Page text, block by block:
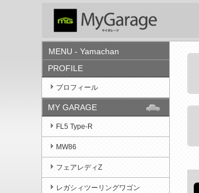
MENU - Yamachan
PROFILE
プロフィール
MY GARAGE
FL5 Type-R
MW86
フェアレディZ
レガシィツーリングワゴン